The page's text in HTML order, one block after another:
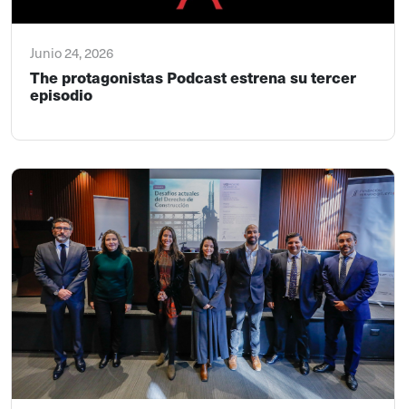
Junio 24, 2026
The protagonistas Podcast estrena su tercer
episodio